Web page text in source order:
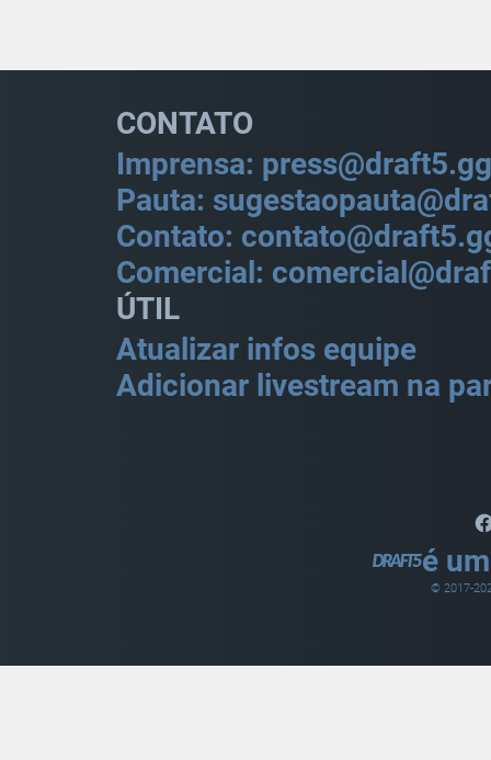
CONTATO
Imprensa: press@draft5.gg
Pauta:
Contato:
Comercial:
ÚTIL
Atualizar infos equipe
Adicionar livestream na
é
© 2017-